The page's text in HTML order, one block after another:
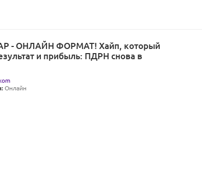
- ОНЛАЙН ФОРМАТ! Хайп, который
и прибыль: ПДРН снова в
Онлайн